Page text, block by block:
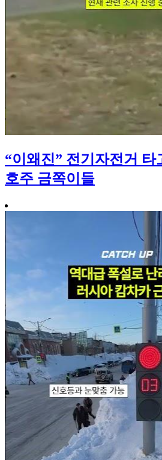
“이왜진” 전기자전거 타
호주 금쪽이들